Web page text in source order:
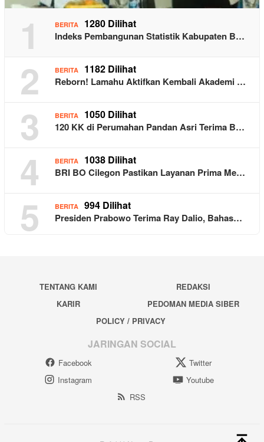
1 BERITA 1280 Dilihat
Indeks Pembangunan Statistik Kabupaten B…
2 BERITA 1182 Dilihat
Reborn! Lamahu Aktifkan Kembali Akademi …
3 BERITA 1050 Dilihat
120 KK di Perumahan Pandan Asri Terima B…
4 BERITA 1038 Dilihat
BRI BO Cilegon Pastikan Layanan Prima Me…
5 BERITA 994 Dilihat
Presiden Prabowo Terima Ray Dalio, Bahas…
TENTANG KAMI
REDAKSI
KARIR
PEDOMAN MEDIA SIBER
POLICY / PRIVACY
JARINGAN SOCIAL
Facebook
Twitter
Instagram
Youtube
RSS